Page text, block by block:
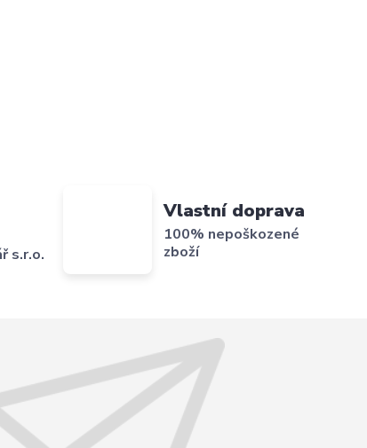
s.r.o.
Vlastní doprava
100% nepoškozené
zboží